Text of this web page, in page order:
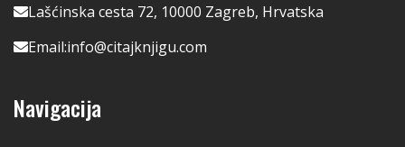
Lašćinska cesta 72, 10000 Zagreb, Hrvatska
Email:info@citajknjigu.com
Navigacija